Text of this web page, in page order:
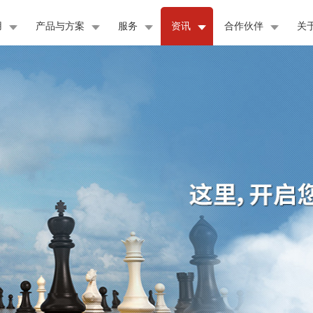
产品与方案 服务 资讯 合作伙伴 关